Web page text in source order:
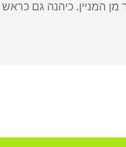
המניין. כיהנה גם כראש